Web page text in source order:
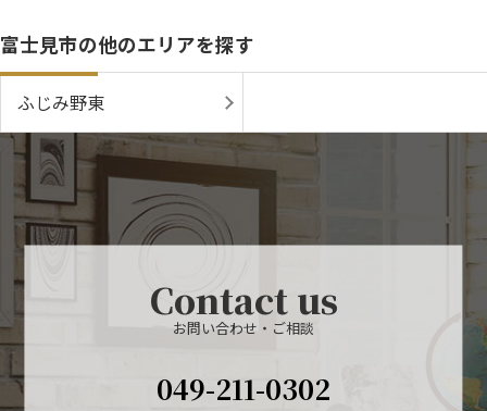
富士見市の他のエリアを探す
ふじみ野東
Contact us
お問い合わせ・ご相談
049-211-0302